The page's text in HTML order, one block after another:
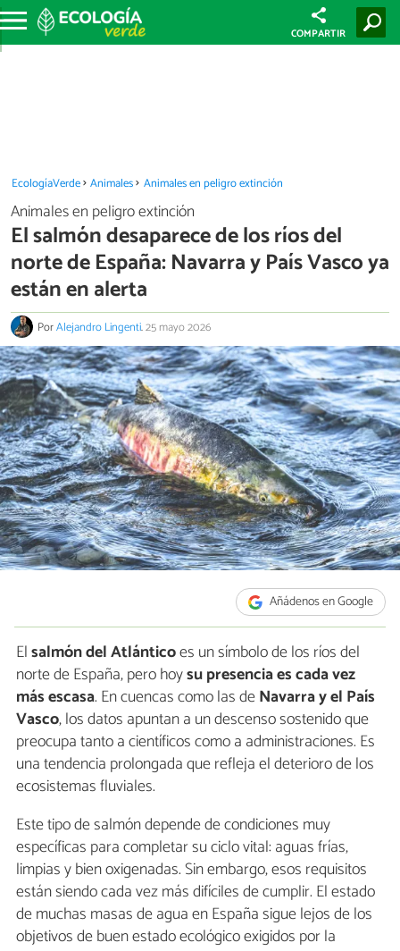
COMPARTIR
EcologíaVerde Animales Animales en peligro extinción
Animales en peligro extinción
El salmón desaparece de los ríos del
norte de España: Navarra y País Vasco ya
están en alerta
PorAlejandro Lingenti.25 mayo 2026
Añádenos en Google
Elsalmón del Atlánticoes un símbolo de los ríos del
norte de España, pero hoysu presencia es cada vez
más escasa. En cuencas como las deNavarra y el País
Vasco, los datos apuntan a un descenso sostenido que
preocupa tanto a científicos como a administraciones. Es
una tendencia prolongada que refleja el deterioro de los
ecosistemas fluviales.
Este tipo de salmón depende de condiciones muy
específicas para completar su ciclo vital: aguas frías,
limpias y bien oxigenadas. Sin embargo, esos requisitos
están siendo cada vez más difíciles de cumplir. El estado
de muchas masas de agua en España sigue lejos de los
objetivos de buen estado ecológico exigidos por la